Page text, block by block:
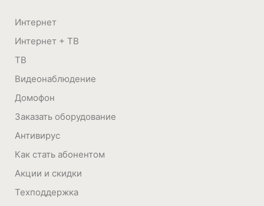
Интернет
Интернет + ТВ
ТВ
Видеонаблюдение
Домофон
Заказать оборудование
Антивирус
Как стать абонентом
Акции и скидки
Техподдержка